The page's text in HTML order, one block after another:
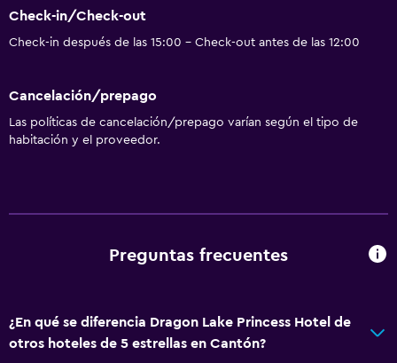
Actividades
Tienda de regalos
Golf
Salón de belleza
Instalaciones para deportes acuáticos
Restaurante
Bar/lounge
Check-in/Check-out
Check-in después de las 15:00 - Check-out antes de las 12:00
Cancelación/prepago
Las políticas de cancelación/prepago varían según el tipo de
habitación y el proveedor.
Preguntas frecuentes
¿En qué se diferencia Dragon Lake Princess Hotel de
otros hoteles de 5 estrellas en Cantón?